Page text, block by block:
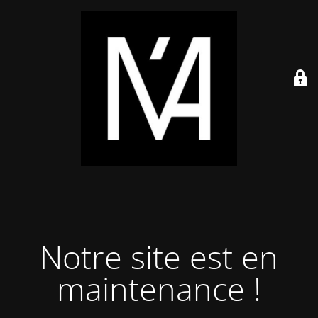
Notre site est en
maintenance !